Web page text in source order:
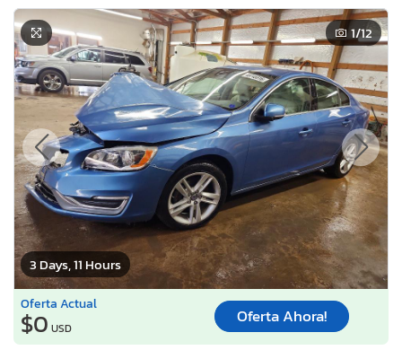
3 Days, 11 Hours
1/12
Oferta Actual
$0 USD
Oferta Ahora!